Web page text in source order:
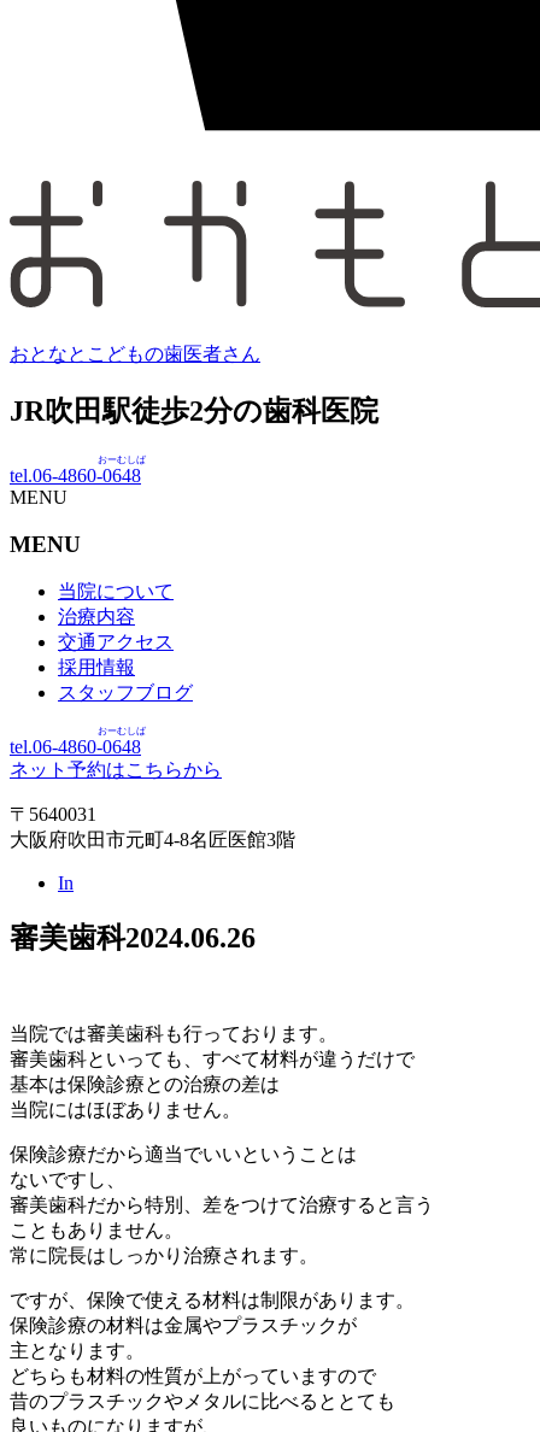
おとなとこどもの歯医者さん
JR吹田駅徒歩2分の歯科医院
tel.06-4860-0648
おーむしば
MENU
MENU
当院について
治療内容
交通アクセス
採用情報
スタッフブログ
tel.06-4860-0648
おーむしば
ネット予約はこちらから
〒5640031
大阪府吹田市元町4-8名匠医館3階
In
審美歯科2024.06.26
当院では審美歯科も行っております。
審美歯科といっても、すべて材料が違うだけで
基本は保険診療との治療の差は
当院にはほぼありません。
保険診療だから適当でいいということは
ないですし、
審美歯科だから特別、差をつけて治療すると言う
こともありません。
常に院長はしっかり治療されます。
ですが、保険で使える材料は制限があります。
保険診療の材料は金属やプラスチックが
主となります。
どちらも材料の性質が上がっていますので
昔のプラスチックやメタルに比べるととても
良いものになりますが、